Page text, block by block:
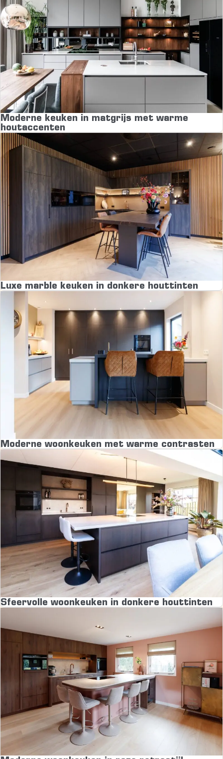
Moderne keuken in matgrijs met warme
houtaccenten
Luxe marble keuken in donkere houttinten
Moderne woonkeuken met warme contrasten
Sfeervolle woonkeuken in donkere houttinten